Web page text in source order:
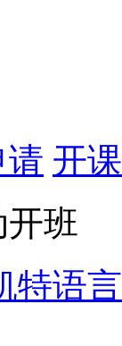
请 开
班
特语